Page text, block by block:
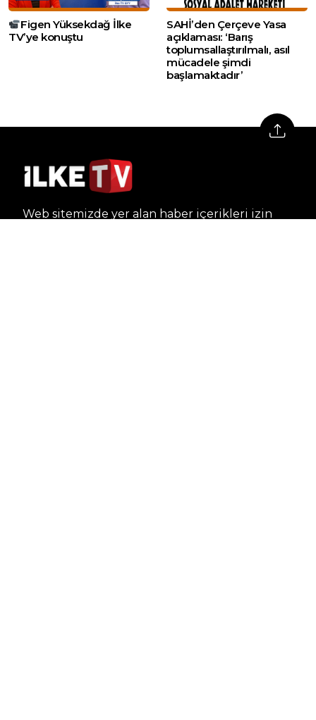
Figen Yüksekdağ İlke
TV’ye konuştu
SAHİ’den Çerçeve Yasa
açıklaması: ‘Barış
toplumsallaştırılmalı, asıl
mücadele şimdi
başlamaktadır’
Web sitemizde yer alan haber içerikleri izin